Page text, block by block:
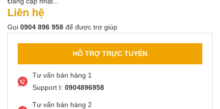
Liên hệ
Gọi 0904 896 958 để được trợ giúp
HỖ TRỢ TRỰC TUYẾN
Tư vấn bán hàng 1
Support I: 0904896958
Tư vấn bán hàng 2